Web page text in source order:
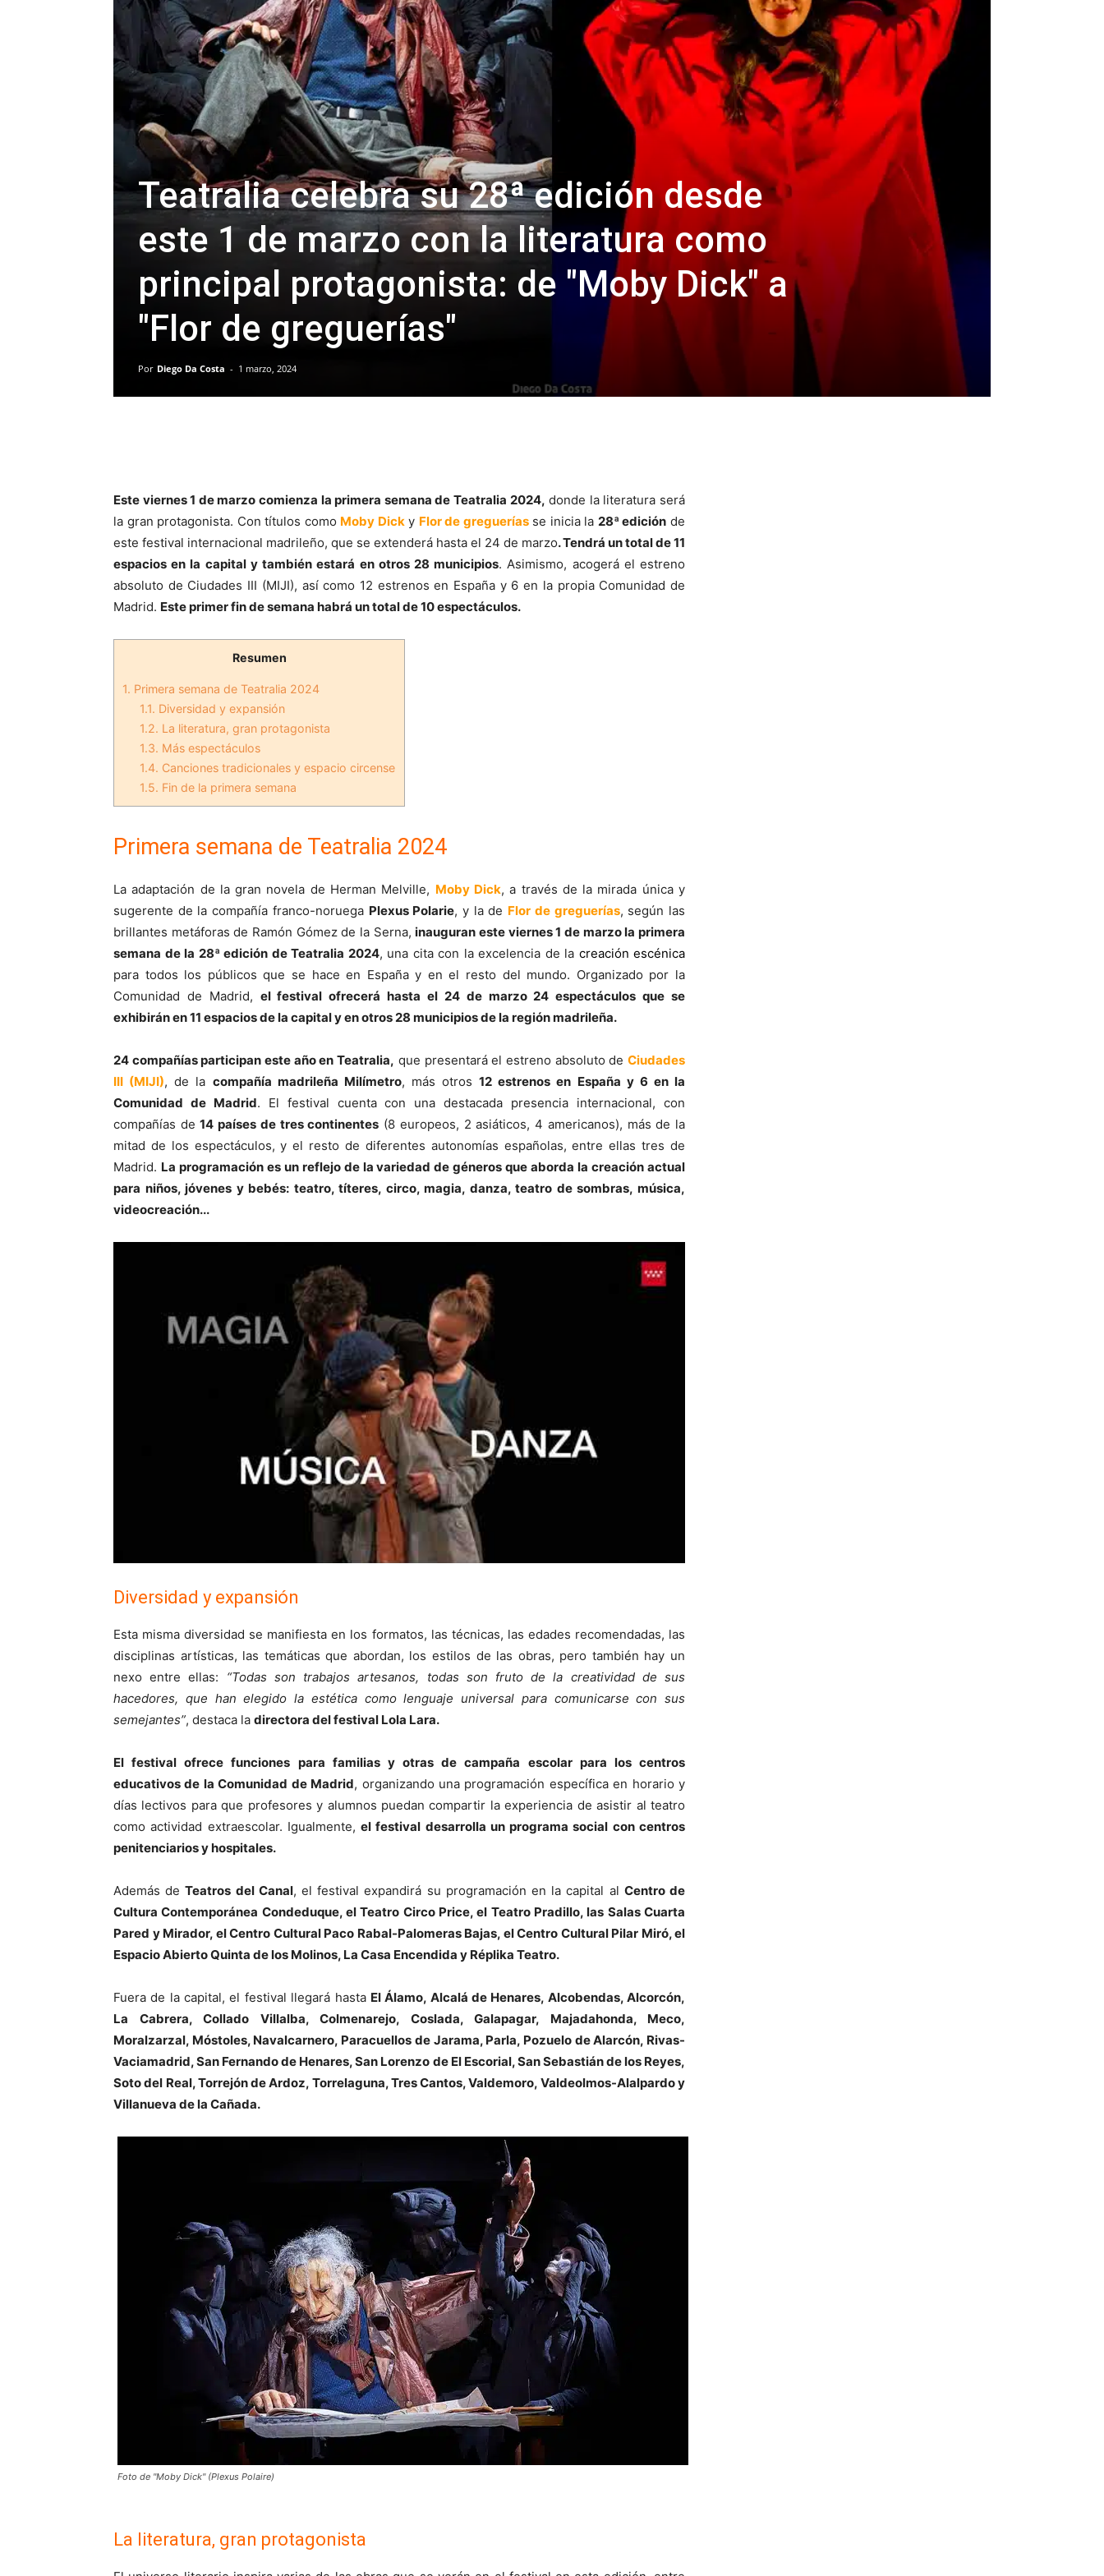
Teatralia celebra su 28ª edición desde
este 1 de marzo con la literatura como
principal protagonista: de "Moby Dick" a
"Flor de greguerías"
Por Diego Da Costa - 1 marzo, 2024
Este viernes 1 de marzo comienza la primera semana de Teatralia 2024, donde la literatura será
la gran protagonista. Con títulos como Moby Dicky Flor de gregueríasse inicia la 28ª edición de
este festival internacional madrileño, que se extenderá hasta el 24 de marzo. Tendrá un total de 11
espacios en la capital y también estará en otros 28 municipios. Asimismo, acogerá el estreno
absoluto de Ciudades III (MIJI), así como 12 estrenos en España y 6 en la propia Comunidad de
Madrid. Este primer fin de semana habrá un total de 10 espectáculos.
Resumen
1. Primera semana de Teatralia 2024
1.1. Diversidad y expansión
1.2. La literatura, gran protagonista
1.3. Más espectáculos
1.4. Canciones tradicionales y espacio circense
1.5. Fin de la primera semana
Primera semana de Teatralia 2024
La adaptación de la gran novela de Herman Melville, Moby Dick, a través de la mirada única y
sugerente de la compañía franco-noruega Plexus Polarie, y la de Flor de greguerías, según las
brillantes metáforas de Ramón Gómez de la Serna,inauguran este viernes 1 de marzo la primera
semana de la 28ª edición de Teatralia 2024, una cita con la excelencia de la creación escénica
para todos los públicos que se hace en España y en el resto del mundo. Organizado por la
Comunidad de Madrid, el festival ofrecerá hasta el 24 de marzo 24 espectáculos que se
exhibirán en 11 espacios de la capital y en otros 28 municipios de la región madrileña.
24 compañías participan este año en Teatralia, que presentará el estreno absoluto deCiudades
III (MIJI), de la compañía madrileña Milímetro, más otros12 estrenos en España y 6 en la
Comunidad de Madrid. El festival cuenta con una destacada presencia internacional, con
compañías de14 países de tres continentes (8 europeos, 2 asiáticos, 4 americanos), más de la
mitad de los espectáculos, y el resto de diferentes autonomías españolas, entre ellas tres de
Madrid. La programación es un reflejo de la variedad de géneros que aborda la creación actual
para niños, jóvenes y bebés: teatro, títeres, circo, magia, danza, teatro de sombras, música,
videocreación...
Diversidad y expansión
Esta misma diversidad se manifiesta en los formatos, las técnicas, las edades recomendadas, las
disciplinas artísticas, las temáticas que abordan, los estilos de las obras, pero también hay un
nexo entre ellas: “Todas son trabajos artesanos, todas son fruto de la creatividad de sus
hacedores, que han elegido la estética como lenguaje universal para comunicarse con sus
semejantes”, destaca la directora del festival Lola Lara.
El festival ofrece funciones para familias y otras de campaña escolar para los centros
educativos de la Comunidad de Madrid, organizando una programación específica en horario y
días lectivos para que profesores y alumnos puedan compartir la experiencia de asistir al teatro
como actividad extraescolar. Igualmente,el festival desarrolla un programa social con centros
penitenciarios y hospitales.
Además deTeatros del Canal, el festival expandirá su programación en la capital al Centro de
Cultura Contemporánea Condeduque, el Teatro Circo Price, el Teatro Pradillo, las Salas Cuarta
Pared y Mirador, el Centro Cultural Paco Rabal-Palomeras Bajas, el Centro Cultural Pilar Miró, el
Espacio Abierto Quinta de los Molinos, La Casa Encendida y Réplika Teatro.
Fuera de la capital, el festival llegará hasta El Álamo, Alcalá de Henares, Alcobendas, Alcorcón,
La Cabrera, Collado Villalba, Colmenarejo, Coslada, Galapagar, Majadahonda, Meco,
Moralzarzal, Móstoles, Navalcarnero, Paracuellos de Jarama, Parla, Pozuelo de Alarcón, Rivas-
Vaciamadrid, San Fernando de Henares, San Lorenzo de El Escorial, San Sebastián de los Reyes,
Soto del Real, Torrejón de Ardoz, Torrelaguna, Tres Cantos, Valdemoro, Valdeolmos-Alalpardo y
Villanueva de la Cañada.
Foto de "Moby Dick" (Plexus Polaire)
La literatura, gran protagonista